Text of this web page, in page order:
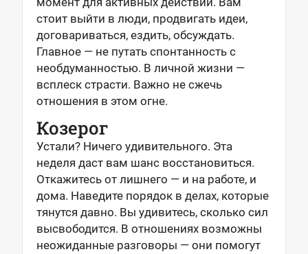
стоит выйти в люди, продвигать идеи,
договариваться, ездить, обсуждать.
Главное — не путать спонтанность с
необдуманностью. В личной жизни —
всплеск страсти. Важно не сжечь
отношения в этом огне.
Козерог
Устали? Ничего удивительного. Эта
неделя даст вам шанс восстановиться.
Откажитесь от лишнего — и на работе, и
дома. Наведите порядок в делах, которые
тянутся давно. Вы удивитесь, сколько сил
высвободится. В отношениях возможны
неожиданные разговоры — они помогут